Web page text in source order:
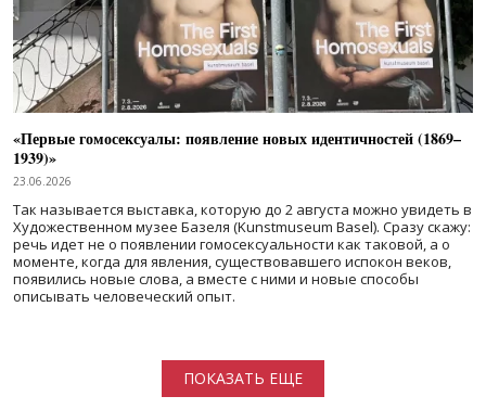
«Первые гомосексуалы: появление новых идентичностей (1869–
1939)»
23.06.2026
Так называется выставка, которую до 2 августа можно увидеть в
Художественном музее Базеля (Kunstmuseum Basel). Сразу скажу:
речь идет не о появлении гомосексуальности как таковой, а о
моменте, когда для явления, существовавшего испокон веков,
появились новые слова, а вместе с ними и новые способы
описывать человеческий опыт.
ПОКАЗАТЬ ЕЩЕ